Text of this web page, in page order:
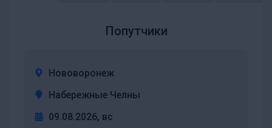
Попутчики
Нововоронеж
Набережные Челны
09.08.2026, вс